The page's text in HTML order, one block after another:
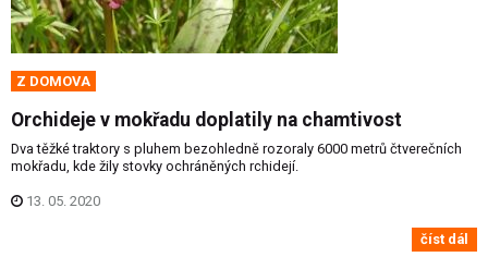
Z DOMOVA
Orchideje v mokřadu doplatily na chamtivost
Dva těžké traktory s pluhem bezohledně rozoraly 6000 metrů čtverečních
mokřadu, kde žily stovky ochráněných rchidejí.
13. 05. 2020
číst dál